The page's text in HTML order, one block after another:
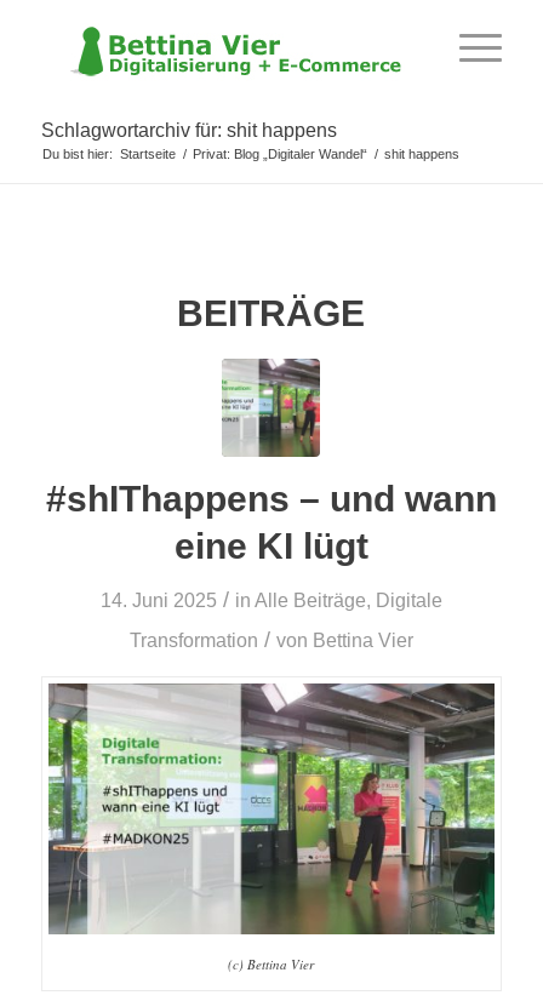
Schlagwortarchiv für: shit happens
Du bist hier: Startseite / Privat: Blog „Digitaler Wandel“ / shit happens
BEITRÄGE
#shIThappens – und wann
eine KI lügt
14. Juni 2025 / in Alle Beiträge, Digitale
Transformation / von Bettina Vier
(c) Bettina Vier